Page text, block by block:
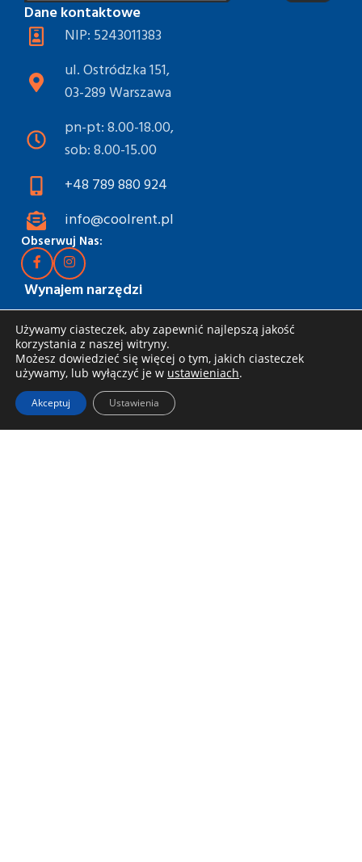
Dane kontaktowe
NIP: 5243011383
ul. Ostródzka 151,
03-289 Warszawa
pn-pt: 8.00-18.00,
sob: 8.00-15.00
+48 789 880 924
info@coolrent.pl
Obserwuj Nas:
Wynajem narzędzi
Katalog
Rabaty i akcje
Jak wynająć
Dostawa i odbiór
Zasady wynajmu
Używamy ciasteczek, aby zapewnić najlepszą jakość
korzystania z naszej witryny.
Możesz dowiedzieć się więcej o tym, jakich ciasteczek
używamy, lub wyłączyć je w ustawieniach.
Akceptuj Ustawienia